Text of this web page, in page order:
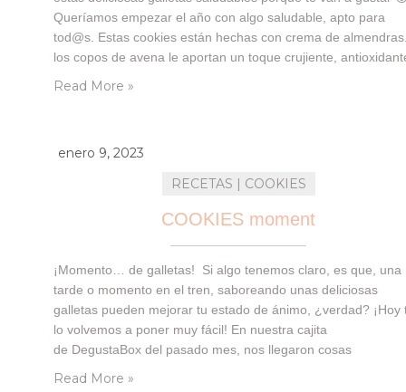
Queríamos empezar el año con algo saludable, apto para
tod@s. Estas cookies están hechas con crema de
los copos de avena le aportan un toque crujiente,
Read More »
enero 9, 2023
RECETAS | COOKIES
COOKIES moment
¡Momento… de galletas! Si algo tenemos claro, es que, una
tarde o momento en el tren, saboreando unas deliciosas
galletas pueden mejorar tu estado de ánimo, ¿verdad? ¡Hoy
lo volvemos a poner muy fácil! En nuestra cajita
de DegustaBox del pasado mes, nos llegaron cosas
Read More »